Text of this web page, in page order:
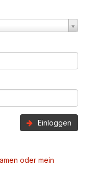
Einloggen
oder mein